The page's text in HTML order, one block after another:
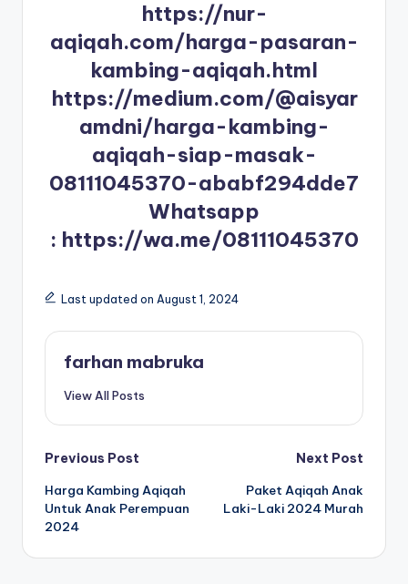
https://nur-
aqiqah.com/harga-pasaran-
kambing-aqiqah.html
https://medium.com/@aisyar
amdni/harga-kambing-
aqiqah-siap-masak-
08111045370-ababf294dde7
Whatsapp
: https://wa.me/08111045370
Last updated on August 1, 2024
farhan mabruka
View All Posts
Post
navigation
Previous Post
Harga Kambing Aqiqah
Untuk Anak Perempuan
2024
Next Post
Paket Aqiqah Anak
Laki-Laki 2024 Murah